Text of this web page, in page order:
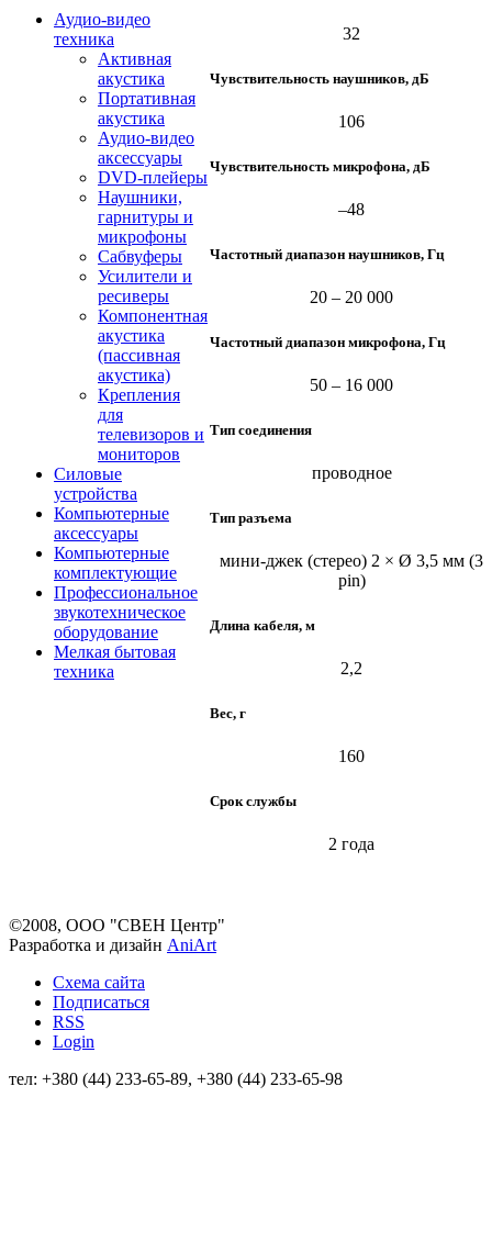
Аудио-видео
техника
Активная
акустика
Портативная
акустика
Аудио-видео
аксессуары
DVD-плейеры
Наушники,
гарнитуры и
микрофоны
Сабвуферы
Усилители и
ресиверы
Компонентная
акустика
(пассивная
акустика)
Крепления
для
телевизоров и
мониторов
Силовые
устройства
Компьютерные
аксессуары
Компьютерные
комплектующие
Профессиональное
звукотехническое
оборудование
Мелкая бытовая
техника
32
Чувствительность наушников, дБ
106
Чувствительность микрофона, дБ
–48
Частотный диапазон наушников, Гц
20 – 20 000
Частотный диапазон микрофона, Гц
50 – 16 000
Тип соединения
проводное
Тип разъема
мини-джек (стерео) 2 × Ø 3,5 мм (3
pin)
Длина кабеля, м
2,2
Вес, г
160
Срок службы
2 года
©2008, ООО "СВЕН Центр"
Разработка и дизайн AniArt
Схема сайта
Подписаться
RSS
Login
тел: +380 (44) 233-65-89, +380 (44) 233-65-98